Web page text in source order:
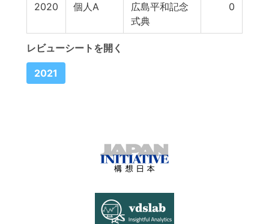
2020 個人A
広島平和記念
式典
0
レビューシートを開く
2021